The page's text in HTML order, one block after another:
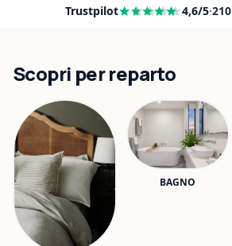
Trustpilot 4,6/5·210
Scopri per reparto
BAGNO